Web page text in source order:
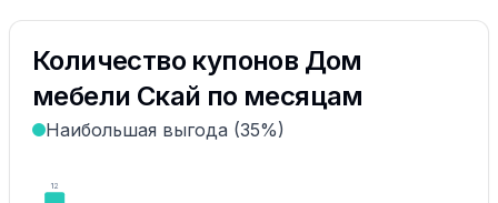
Количество купонов Дом
мебели Скай по месяцам
Наибольшая выгода (35%)
12